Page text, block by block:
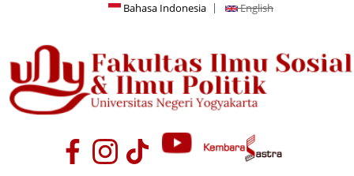
Bahasa Indonesia English